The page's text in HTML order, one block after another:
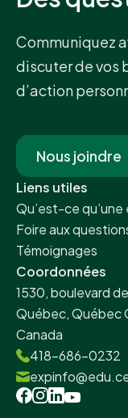
Communiquez
discuter de vos
d’action
Nous joindre
Liens utiles
Qu’est-ce
Foire aux
Témoignages
Coordonnées
1530, boulevard
Québec, Québec
Canada
418-686-0232